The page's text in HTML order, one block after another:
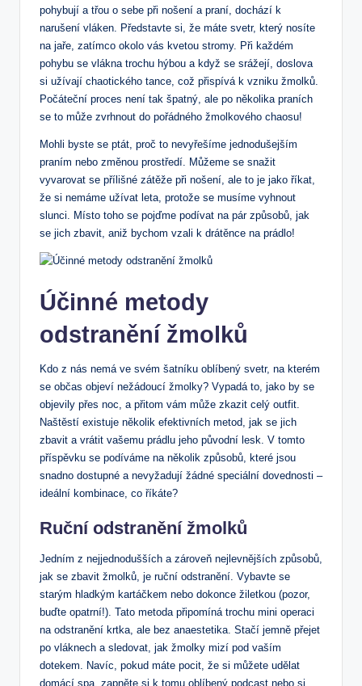
pohybují a třou o sebe při nošení​ a praní, dochází k
narušení vláken.⁢ Představte si,⁣ že ⁢máte svetr, který​ nosíte
na jaře, zatímco okolo vás kvetou ‍stromy. Při každém
pohybu se vlákna trochu hýbou a ‍když se srážejí, doslova
si užívají⁣ chaotického​ tance, což přispívá k vzniku žmolků.
Počáteční proces není tak⁤ špatný, ale po několika praních
se to může zvrhnout ​do pořádného žmolkového chaosu!
Mohli byste se ptát, proč to nevyřešíme jednodušejším
praním nebo změnou ⁣prostředí.​ Můžeme se snažit
vyvarovat se přílišné zátěže při nošení, ale to je jako říkat,
že si nemáme užívat⁣ leta, protože se musíme vyhnout
slunci. Místo ‍toho se pojďme podívat ‌na pár způsobů, jak
se jich zbavit, aniž bychom vzali⁢ k drátěnce na prádlo!
Účinné metody
odstranění žmolků
Kdo z ⁢nás nemá ve‌ svém šatníku oblíbený svetr, na kterém
se občas⁣ objeví nežádoucí žmolky?⁤ Vypadá‍ to, jako by se
objevily přes noc, a ⁣přitom​ vám může⁢ zkazit celý outfit.
Naštěstí existuje několik efektivních metod, jak se jich
zbavit a vrátit vašemu prádlu jeho původní lesk. V ‌tomto
příspěvku se podíváme ‌na několik způsobů, které jsou
snadno⁢ dostupné a nevyžadují žádné speciální dovednosti –
ideální⁢ kombinace, co říkáte?
Ruční odstranění žmolků
Jedním⁤ z nejjednodušších a zároveň nejlevnějších způsobů,
jak se zbavit žmolků,⁣ je ruční odstranění. Vybavte se
⁤starým hladkým‌ kartáčkem nebo dokonce žiletkou (pozor,
buďte opatrní!). Tato metoda připomíná ⁣trochu mini operaci
na⁣ odstranění krtka, ale bez anaestetika. Stačí jemně přejet
po vláknech ⁣a sledovat, jak žmolky mizí pod⁢ vaším
dotekem. Navíc, pokud ​máte pocit, že si můžete udělat⁢
domácí spa, zapněte si ​k tomu oblíbený ​podcast ⁢nebo si ​